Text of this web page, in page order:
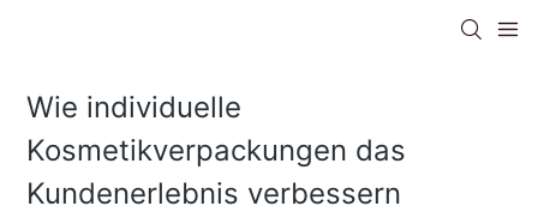
Wie individuelle
Kosmetikverpackungen das
Kundenerlebnis verbessern